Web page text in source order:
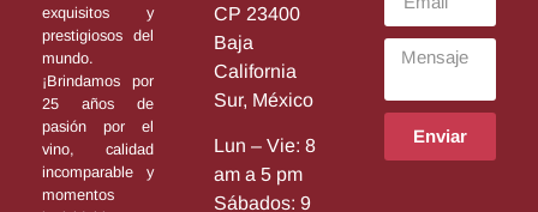
exquisitos y
prestigiosos del
mundo.
¡Brindamos por
25 años de
pasión por el
vino, calidad
incomparable y
momentos
CP 23400
Baja
California
Sur, México
Lun – Vie: 8
am a 5 pm
Sábados: 9
Enviar